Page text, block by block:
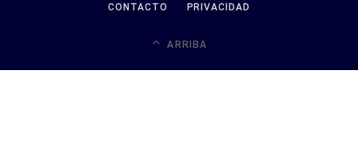
CONTACTO PRIVACIDAD
ARRIBA